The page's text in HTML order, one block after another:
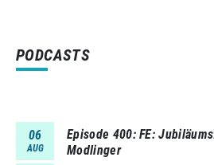
PODCASTS
06
AUG
Episode 400 FE:
Modlinger